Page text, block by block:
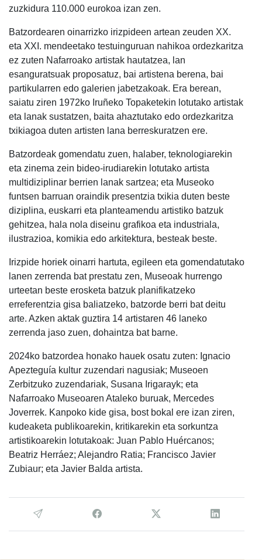
zuzkidura 110.000 eurokoa izan zen.
Batzordearen oinarrizko irizpideen artean zeuden XX.
eta XXI. mendeetako testuinguruan nahikoa ordezkaritza
ez zuten Nafarroako artistak hautatzea, lan
esanguratsuak proposatuz, bai artistena berena, bai
partikularren edo galerien jabetzakoak. Era berean,
saiatu ziren 1972ko Iruñeko Topaketekin lotutako artistak
eta lanak sustatzen, baita ahaztutako edo ordezkaritza
txikiagoa duten artisten lana berreskuratzen ere.
Batzordeak gomendatu zuen, halaber, teknologiarekin
eta zinema zein bideo-irudiarekin lotutako artista
multidiziplinar berrien lanak sartzea; eta Museoko
funtsen barruan oraindik presentzia txikia duten beste
diziplina, euskarri eta planteamendu artistiko batzuk
gehitzea, hala nola diseinu grafikoa eta industriala,
ilustrazioa, komikia edo arkitektura, besteak beste.
Irizpide horiek oinarri hartuta, egileen eta gomendatutako
lanen zerrenda bat prestatu zen, Museoak hurrengo
urteetan beste erosketa batzuk planifikatzeko
erreferentzia gisa baliatzeko, batzorde berri bat deitu
arte. Azken aktak guztira 14 artistaren 46 laneko
zerrenda jaso zuen, dohaintza bat barne.
2024ko batzordea honako hauek osatu zuten: Ignacio
Apezteguía kultur zuzendari nagusiak; Museoen
Zerbitzuko zuzendariak, Susana Irigarayk; eta
Nafarroako Museoaren Ataleko buruak, Mercedes
Joverrek. Kanpoko kide gisa, bost bokal ere izan ziren,
kudeaketa publikoarekin, kritikarekin eta sorkuntza
artistikoarekin lotutakoak: Juan Pablo Huércanos;
Beatriz Herráez; Alejandro Ratia; Francisco Javier
Zubiaur; eta Javier Balda artista.